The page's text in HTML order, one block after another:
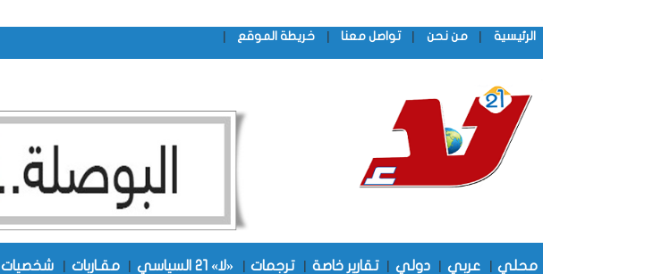
الرئيسية | من نحن | تواصل معنا | خريطة الموقع |
محلي | عربي | دولي | تقارير خاصة | ترجمات | «لا» 21 السياسي | مقـاربات | شخصيات